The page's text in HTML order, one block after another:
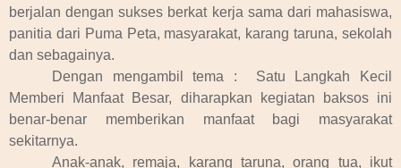
berjalan dengan sukses berkat kerja sama dari mahasiswa,
panitia dari Puma Peta, masyarakat, karang taruna, sekolah
dan sebagainya.
Dengan mengambil tema : Satu Langkah Kecil
Memberi Manfaat Besar, diharapkan kegiatan baksos ini
benar-benar memberikan manfaat bagi masyarakat
sekitarnya.
Anak-anak, remaja, karang taruna, orang tua, ikut